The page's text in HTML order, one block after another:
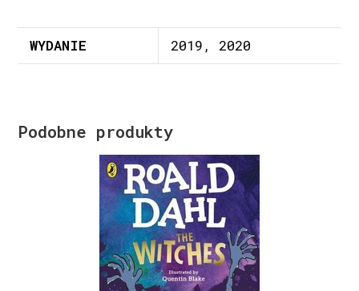
WYDANIE 2019, 2020
Podobne produkty